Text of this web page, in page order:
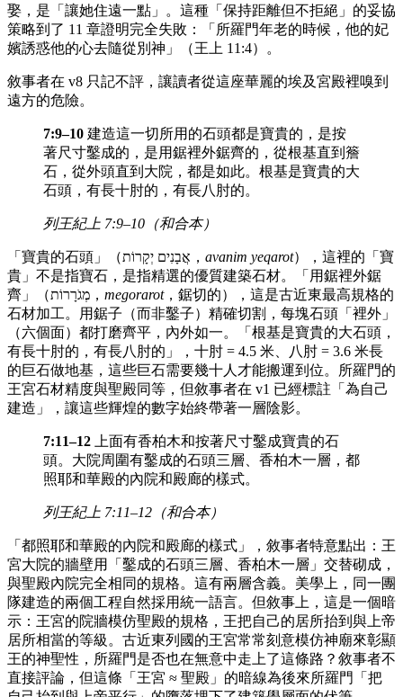
娶，是「讓她住遠一點」。這種「保持距離但不拒絕」的妥協
策略到了 11 章證明完全失敗：「所羅門年老的時候，他的妃
嬪誘惑他的心去隨從別神」（王上 11:4）。
敘事者在 v8 只記不評，讓讀者從這座華麗的埃及宮殿裡嗅到
遠方的危險。
7:9–10 建造這一切所用的石頭都是寶貴的，是按
著尺寸鑿成的，是用鋸裡外鋸齊的，從根基直到簷
石，從外頭直到大院，都是如此。根基是寶貴的大
石頭，有長十肘的，有長八肘的。
列王紀上 7:9–10（和合本）
「寶貴的石頭」（אֲבָנִים יְקָרוֹת， avanim yeqarot），這裡的「寶
貴」不是指寶石，是指精選的優質建築石材。「用鋸裡外鋸
齊」（מְגֹרָרוֹת， megorarot，鋸切的），這是古近東最高規格的
石材加工。用鋸子（而非鑿子）精確切割，每塊石頭「裡外」
（六個面）都打磨齊平，內外如一。「根基是寶貴的大石頭，
有長十肘的，有長八肘的」，十肘 = 4.5 米、八肘 = 3.6 米長
的巨石做地基，這些巨石需要幾十人才能搬運到位。所羅門的
王宮石材精度與聖殿同等，但敘事者在 v1 已經標註「為自己
建造」，讓這些輝煌的數字始終帶著一層陰影。
7:11–12 上面有香柏木和按著尺寸鑿成寶貴的石
頭。大院周圍有鑿成的石頭三層、香柏木一層，都
照耶和華殿的內院和殿廊的樣式。
列王紀上 7:11–12（和合本）
「都照耶和華殿的內院和殿廊的樣式」，敘事者特意點出：王
宮大院的牆壁用「鑿成的石頭三層、香柏木一層」交替砌成，
與聖殿內院完全相同的規格。這有兩層含義。美學上，同一團
隊建造的兩個工程自然採用統一語言。但敘事上，這是一個暗
示：王宮的院牆模仿聖殿的規格，王把自己的居所抬到與上帝
居所相當的等級。古近東列國的王宮常常刻意模仿神廟來彰顯
王的神聖性，所羅門是否也在無意中走上了這條路？敘事者不
直接評論，但這條「王宮 ≈ 聖殿」的暗線為後來所羅門「把